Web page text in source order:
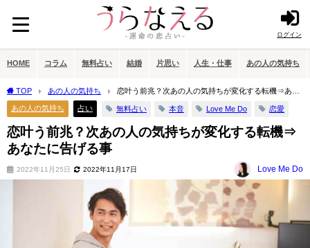
ログイン
HOME コラム 無料占い 結婚 片思い 人生・仕事 あの人の気持ち
TOP あの人の気持ち
恋叶う前兆？次あの人の気持ちが変化する転機⇒あな
たに告げる事
あの人の気持ち 占い 無料占い 本音 Love Me Do 恋愛
恋叶う前兆？次あの人の気持ちが変化する転機⇒
あなたに告げる事
2022年11月25日 2022年11月17日 Love Me Do